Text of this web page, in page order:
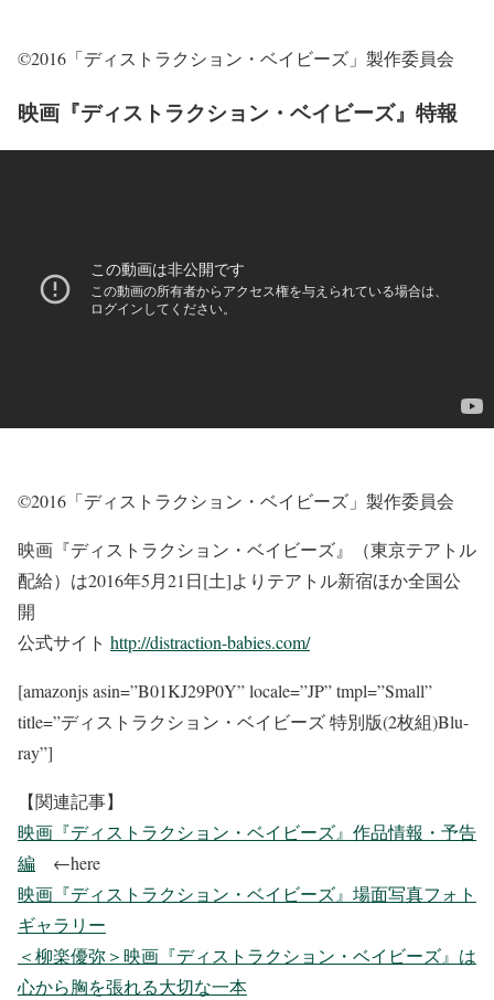
©2016「ディストラクション・ベイビーズ」製作委員会
映画『ディストラクション・ベイビーズ』特報
©2016「ディストラクション・ベイビーズ」製作委員会
映画『ディストラクション・ベイビーズ』（東京テアトル
配給）は2016年5月21日[土]よりテアトル新宿ほか全国公
開
公式サイト http://distraction-babies.com/
[amazonjs asin=”B01KJ29P0Y” locale=”JP” tmpl=”Small”
title=”ディストラクション・ベイビーズ 特別版(2枚組)Blu-
ray”]
【関連記事】
映画『ディストラクション・ベイビーズ』作品情報・予告
編 ←here
映画『ディストラクション・ベイビーズ』場面写真フォト
ギャラリー
＜柳楽優弥＞映画『ディストラクション・ベイビーズ』は
心から胸を張れる大切な一本